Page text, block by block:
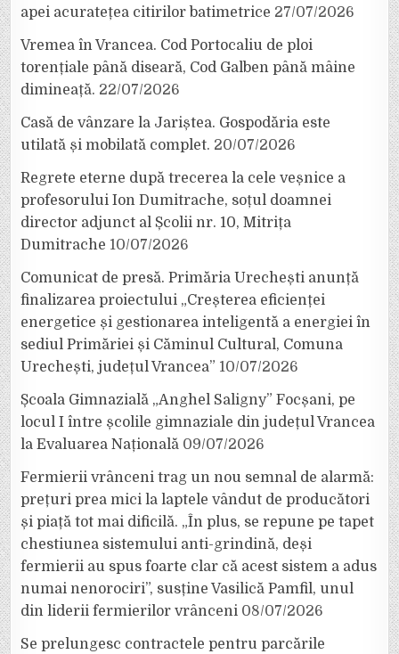
apei acuratețea citirilor batimetrice 27/07/2026
Vremea în Vrancea. Cod Portocaliu de ploi
torențiale până diseară, Cod Galben până mâine
dimineață. 22/07/2026
Casă de vânzare la Jariștea. Gospodăria este
utilată și mobilată complet. 20/07/2026
Regrete eterne după trecerea la cele veșnice a
profesorului Ion Dumitrache, soțul doamnei
director adjunct al Școlii nr. 10, Mitrița
Dumitrache 10/07/2026
Comunicat de presă. Primăria Urechești anunță
finalizarea proiectului „Creșterea eficienței
energetice și gestionarea inteligentă a energiei în
sediul Primăriei și Căminul Cultural, Comuna
Urechești, județul Vrancea” 10/07/2026
Școala Gimnazială „Anghel Saligny” Focșani, pe
locul I între școlile gimnaziale din județul Vrancea
la Evaluarea Națională 09/07/2026
Fermierii vrânceni trag un nou semnal de alarmă:
prețuri prea mici la laptele vândut de producători
și piață tot mai dificilă. „În plus, se repune pe tapet
chestiunea sistemului anti-grindină, deși
fermierii au spus foarte clar că acest sistem a adus
numai nenorociri”, susține Vasilică Pamfil, unul
din liderii fermierilor vrânceni 08/07/2026
Se prelungesc contractele pentru parcările